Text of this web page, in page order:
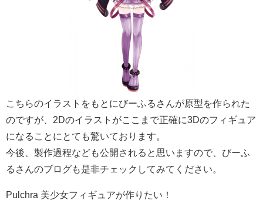
こちらのイラストをもとにびーふるさんが原型を作られた
のですが、2Dのイラストがここまで正確に3Dのフィギュア
になることにとても驚いております。
今後、製作過程なども公開されると思いますので、びーふ
るさんのブログも是非チェックしてみてください。
Pulchra 美少女フィギュアが作りたい！